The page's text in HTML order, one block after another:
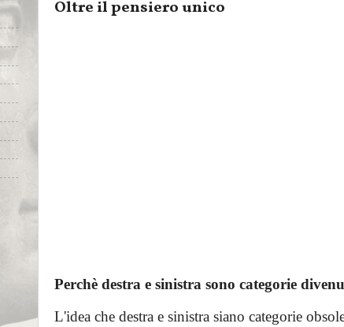
Oltre il pensiero unico
Perchè destra e sinistra sono categorie
L'idea che destra e sinistra siano categorie